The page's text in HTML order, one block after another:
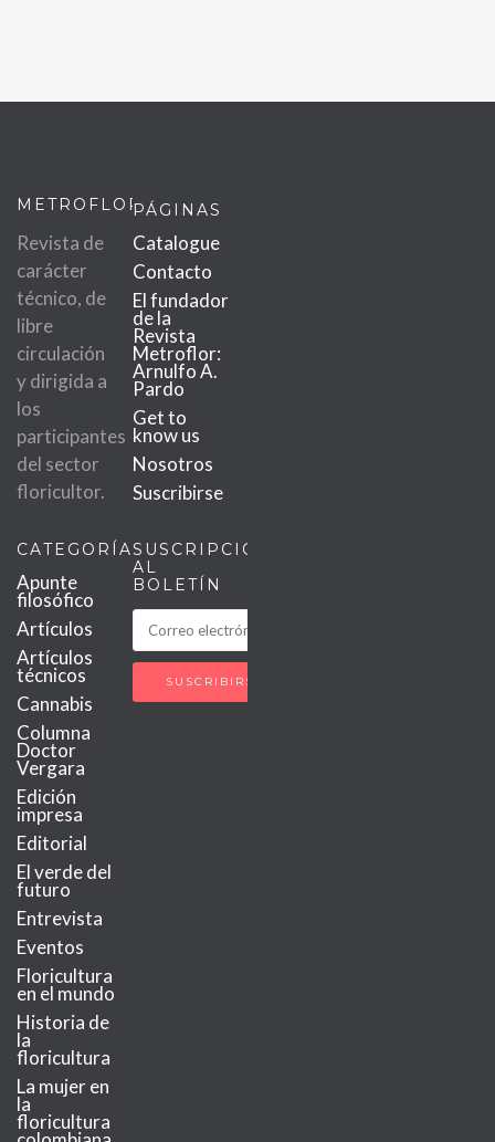
METROFLOR
Revista de
carácter
técnico, de
libre
circulación
y dirigida a
los
participantes
del sector
floricultor.
PÁGINAS
Catalogue
Contacto
El fundador
de la
Revista
Metroflor:
Arnulfo A.
Pardo
Get to
know us
Nosotros
Suscribirse
CATEGORÍAS
Apunte
filosófico
Artículos
Artículos
técnicos
Cannabis
Columna
Doctor
Vergara
Edición
impresa
Editorial
El verde del
futuro
Entrevista
Eventos
Floricultura
en el mundo
Historia de
la
floricultura
La mujer en
la
floricultura
SUSCRIPCIÓN
AL
BOLETÍN